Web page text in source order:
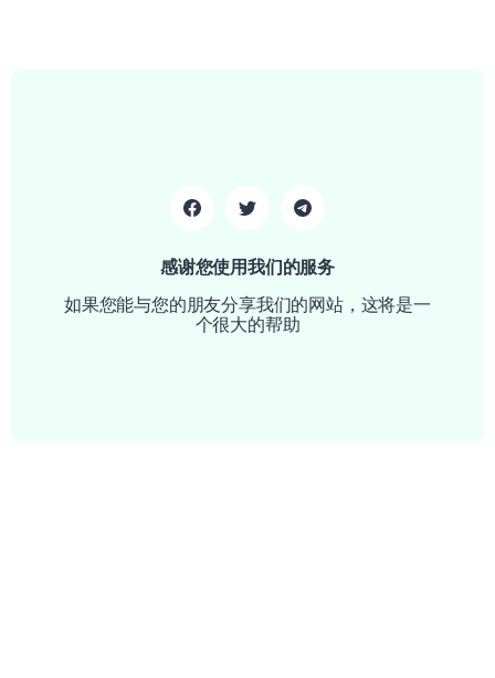
感谢您使用我们的服务
如果您能与您的朋友分享我们的网站，这将是一
个很大的帮助